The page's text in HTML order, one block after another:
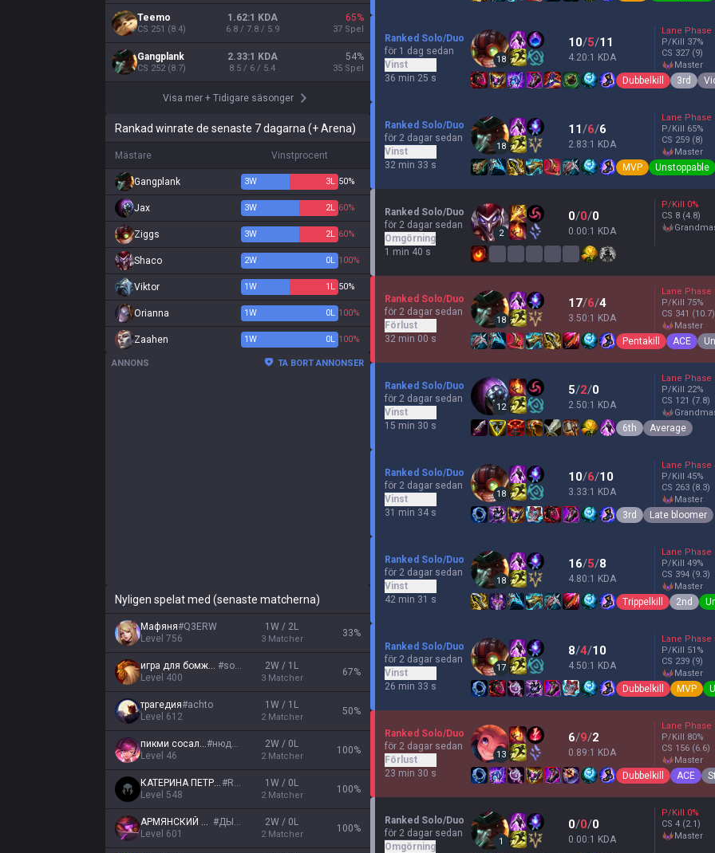
Teemo
CS 251 (8.4)
1.62:1 KDA
6.8 / 7.8 / 5.9
65%
37 Spel
Gangplank
CS 252(8.7)
2.33:1 KDA
8.5 / 6 / 5.4
54%
35 Spel
Visa mer + Tidigare säsonger
Rankad winrate de senaste 7 dagarna (+ Arena)
Mästare Vinstprocent
Gangplank 3W 3L 50%
Jax 3W 2L 60%
Ziggs 3W 2L 60%
Shaco 2W 0L 100%
Viktor 1W 1 L 50%
Orianna 1W 0L 100%
Zaahen 1W 0L 100%
ANNONS TA BORT ANNONSER
Nyligen spelat med (senaste matcherna)
Мафяня#Q3ERW
Level 756
1W / 2L
3 Matcher
33%
игра для бомжей #sosi
Level 400
2W / 1L
3 Matcher
67%
трагедия#achto
Level 612
1W / 1L
2 Matcher
50%
пикми сосалка#нюдсы
Level 46
2W / 0L
2 Matcher
100%
КАТЕРИНА ПЕТРОВА#RU1
Level 548
1W / 0L
2 Matcher
100%
АРМЯНСКИЙ ТВОРОГ #ДЫРКА
Level 601
2W / 0L
2 Matcher
100%
Ranked Solo/Duo
för 1 dag sedan
Vinst
36 min 25 s
18
10/5/11
4.20:1 KDA
Lane Phase
P/Kill 37%
CS 327 (9)
master
Dubbelkill 3rd
Ranked Solo/Duo
för 2 dagar sedan
Vinst
32 min 33 s
18
11/6/6
2.83:1 KDA
Lane Phase
P/Kill 65%
CS 259 (8)
master
MVP Unstoppable
Ranked Solo/Duo
för 2 dagar sedan
Omgörning
1 min 40 s
2
0/0/0
0.00:1 KDA
P/Kill 0%
CS 8 (4.8)
Ranked Solo/Duo
för 2 dagar sedan
Förlust
32 min 00 s
18
17/6/4
3.50:1 KDA
Lane Phase
P/Kill 75%
CS 341 (10.7)
master
Pentakill ACE
Ranked Solo/Duo
för 2 dagar sedan
Vinst
15 min 30 s
12
5/2/0
2.50:1 KDA
Lane Phase
P/Kill 22%
CS 121 (7.8)
6th Average
Ranked Solo/Duo
för 2 dagar sedan
Vinst
31 min 34 s
18
10/6/10
3.33:1 KDA
Lane Phase
P/Kill 45%
CS 263 (8.3)
master
3rd Late bloomer
Ranked Solo/Duo
för 2 dagar sedan
Vinst
42 min 31 s
18
16/5/8
4.80:1 KDA
Lane Phase
P/Kill 49%
CS 394 (9.3)
master
Trippelkill 2nd
Ranked Solo/Duo
för 2 dagar sedan
Vinst
26 min 33 s
17
8/4/10
4.50:1 KDA
Lane Phase
P/Kill 51 %
CS 239 (9)
master
Dubbelkill MVP
Ranked Solo/Duo
för 2 dagar sedan
Förlust
23 min 30 s
13
6/9/2
0.89:1 KDA
Lane Phase
P/Kill 80%
CS 156 (6.6)
master
Dubbelkill ACE
Ranked Solo/Duo
för 2 dagar sedan
Omgörning
1
0/0/0
0.00:1 KDA
P/Kill 0%
CS 4 (2.1)
master